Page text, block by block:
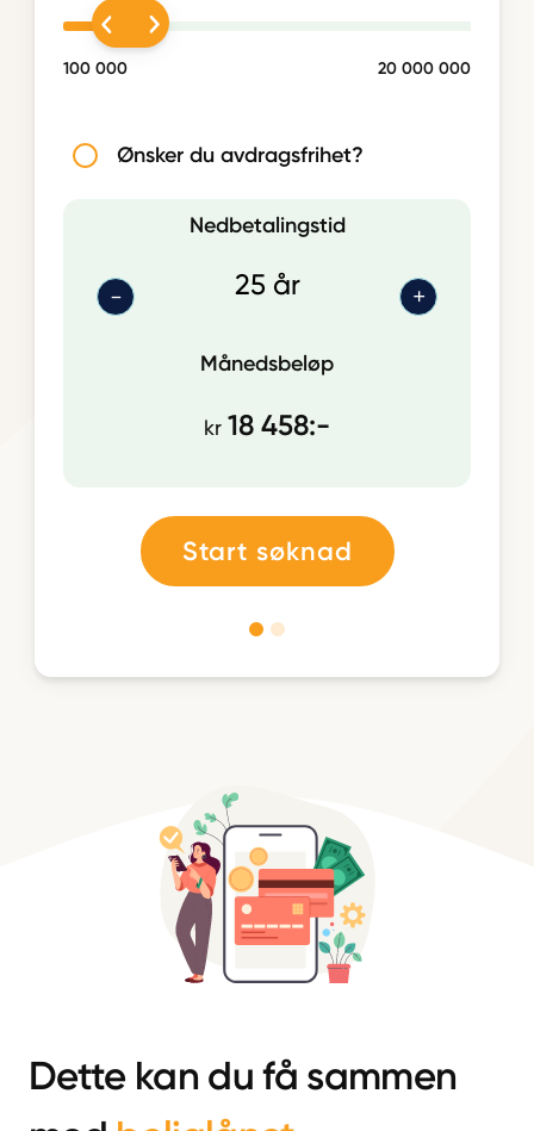
100 000 20 000 000
Ønsker du avdragsfrihet?
Nedbetalingstid
- +
Månedsbeløp
kr 18 458:-
Start søknad
Dette kan du få sammen